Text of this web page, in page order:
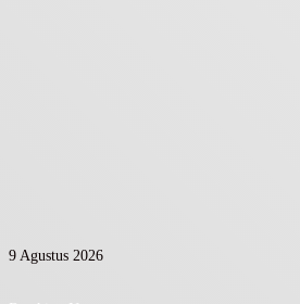
9 Agustus 2026